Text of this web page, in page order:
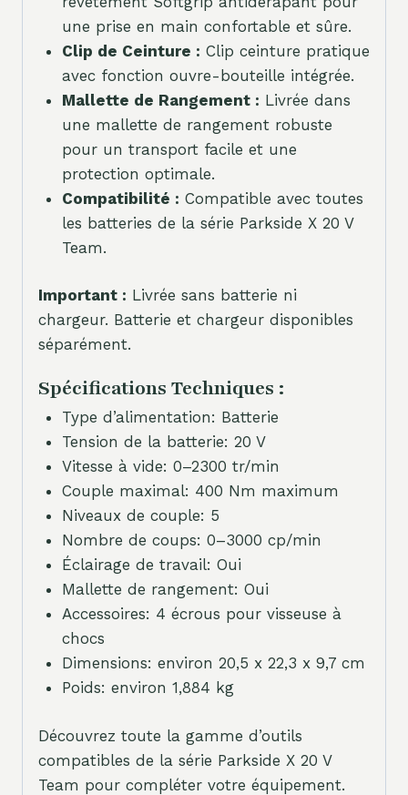
une prise en main confortable et sûre.
Clip de Ceinture : Clip ceinture pratique
avec fonction ouvre-bouteille intégrée.
Mallette de Rangement : Livrée dans
une mallette de rangement robuste
pour un transport facile et une
protection optimale.
Compatibilité : Compatible avec toutes
les batteries de la série Parkside X 20 V
Team.
Important : Livrée sans batterie ni
chargeur. Batterie et chargeur disponibles
séparément.
Spécifications Techniques :
Type d’alimentation: Batterie
Tension de la batterie: 20 V
Vitesse à vide: 0–2300 tr/min
Couple maximal: 400 Nm maximum
Niveaux de couple: 5
Nombre de coups: 0–3000 cp/min
Éclairage de travail: Oui
Mallette de rangement: Oui
Accessoires: 4 écrous pour visseuse à
chocs
Dimensions: environ 20,5 x 22,3 x 9,7 cm
Poids: environ 1,884 kg
Découvrez toute la gamme d’outils
compatibles de la série Parkside X 20 V
Team pour compléter votre équipement.